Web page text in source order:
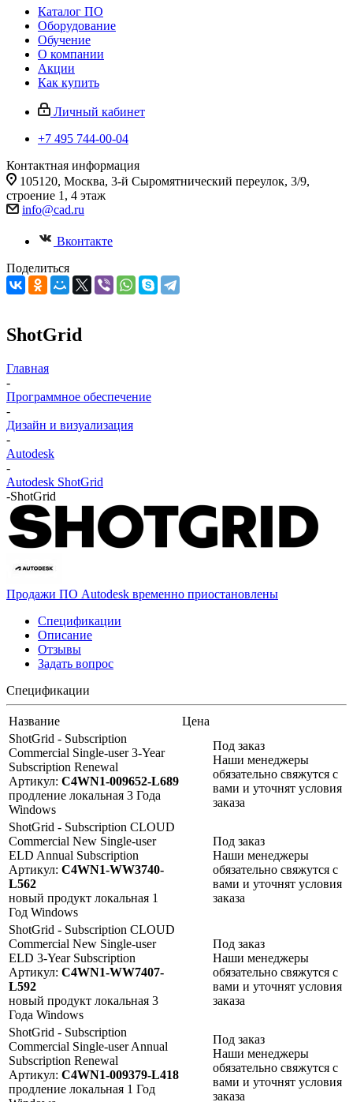
Каталог ПО
Оборудование
Обучение
О компании
Акции
Как купить
Личный кабинет
+7 495 744-00-04
Контактная информация
105120, Москва, 3-й Сыромятнический переулок, 3/9,
строение 1, 4 этаж
info@cad.ru
Вконтакте
Поделиться
ShotGrid
Главная
-
Программное обеспечение
-
Дизайн и визуализация
-
Autodesk
-
Autodesk ShotGrid
-ShotGrid
Продажи ПО Autodesk временно приостановлены
Спецификации
Описание
Отзывы
Задать вопрос
Спецификации
Название
Цена
ShotGrid - Subscription
Commercial Single-user 3-Year
Subscription Renewal
Артикул: C4WN1-009652-L689
продление локальная 3 Года
Windows
Под заказ
Наши менеджеры
обязательно свяжутся с
вами и уточнят условия
заказа
ShotGrid - Subscription CLOUD
Commercial New Single-user
ELD Annual Subscription
Артикул: C4WN1-WW3740-
L562
новый продукт локальная 1
Год Windows
Под заказ
Наши менеджеры
обязательно свяжутся с
вами и уточнят условия
заказа
ShotGrid - Subscription CLOUD
Commercial New Single-user
ELD 3-Year Subscription
Артикул: C4WN1-WW7407-
L592
новый продукт локальная 3
Года Windows
Под заказ
Наши менеджеры
обязательно свяжутся с
вами и уточнят условия
заказа
ShotGrid - Subscription
Commercial Single-user Annual
Subscription Renewal
Артикул: C4WN1-009379-L418
продление локальная 1 Год
Под заказ
Наши менеджеры
обязательно свяжутся с
вами и уточнят условия
заказа